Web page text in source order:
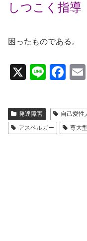
しつこく指導
困ったものである。
X
Li
e
F
c
e
b
発達障害 自己愛性
アスペルガー
尊大型